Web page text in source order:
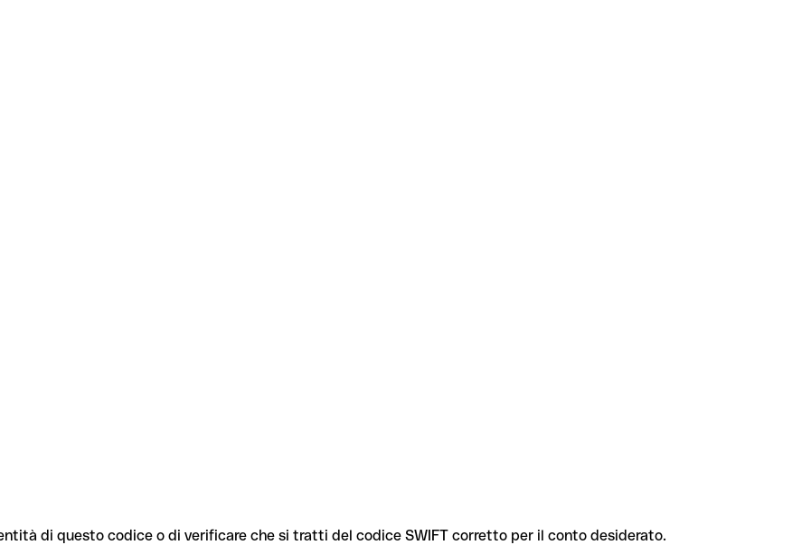
di questo codice o di verificare che si tratti del codice SWIFT corretto per il conto desiderato.